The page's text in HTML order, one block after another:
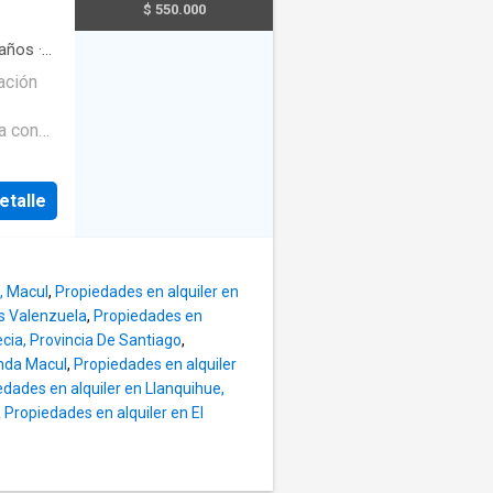
gran
·
con
$ 550.000
Macul , Propiedades en alquiler en
Valenzuela, Propiedades en
Provincia De Santiago,
Macul , Propiedades en alquiler
en alquiler en Llanquihue,
Propiedades en alquiler en El